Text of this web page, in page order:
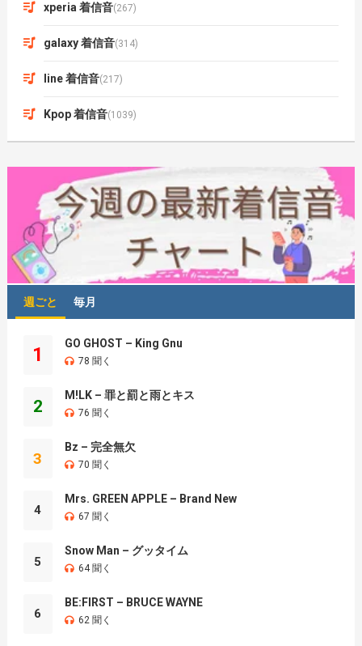
xperia 着信音(267)
galaxy 着信音(314)
line 着信音(217)
Kpop 着信音(1039)
週ごと 毎月
1
GO GHOST – King Gnu
78 聞く
2
M!LK – 罪と罰と雨とキス
76 聞く
3
Bz – 完全無欠
70 聞く
4
Mrs. GREEN APPLE – Brand New
67 聞く
5
Snow Man – グッタイム
64 聞く
6
BE:FIRST – BRUCE WAYNE
62 聞く